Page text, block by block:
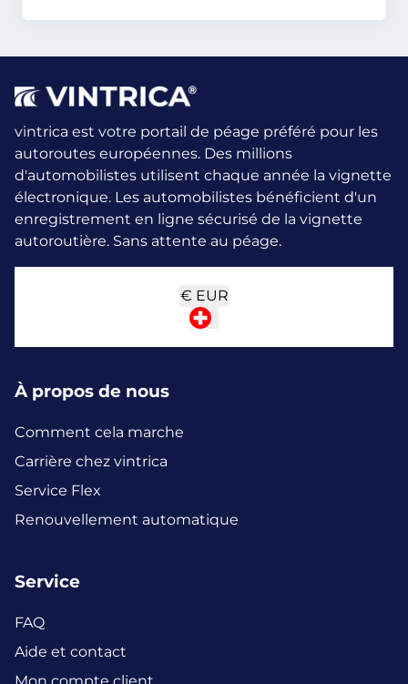
vintrica est votre portail de péage préféré pour les
autoroutes européennes. Des millions
d'automobilistes utilisent chaque année la vignette
électronique. Les automobilistes bénéficient d'un
enregistrement en ligne sécurisé de la vignette
autoroutière. Sans attente au péage.
€ EUR
À propos de nous
Comment cela marche
Carrière chez vintrica
Service Flex
Renouvellement automatique
Service
FAQ
Aide et contact